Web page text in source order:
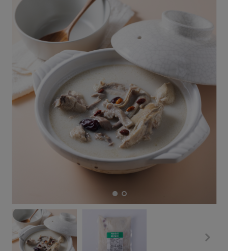
米麵雜糧
肉品・水產
畜產肉類 水產
水畜加工品
調理食材・點心
烘焙
沖泡飲品
保健食品
居家好物
海鮮
蔬食
蛋料理
料理方式
涼拌沙拉
飲品
把最好的台灣味帶回家！
防災用品預購圓滿結束
2026年端午節預購圓滿結束
更多預購活動
當季產品
合作25-經典快閃最後一週
合作25-精選產品第四彈
合作25-精選產品第三彈
議題活動
主婦聯盟X樂齡網特約優惠案
30%rPET紅烏龍茶
主婦食堂 一籃菜真心話
合作聯合國
產品故事 生活提案
樂齡生活 親子食育
廚房瑜伽
支持本土農糧
能源議題
減添加物
公益金
更多議題
認識合作社
關於我們
合作社組織
員工與求才
社員權益
合作社法規
重要公告